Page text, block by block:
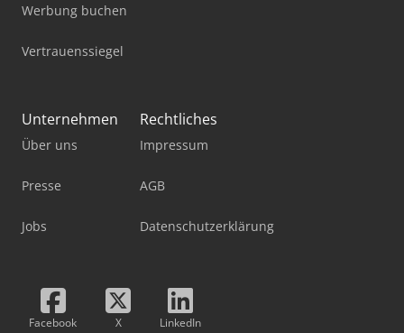
Werbung buchen
Vertrauenssiegel
Unternehmen
Über uns
Presse
Jobs
Rechtliches
Impressum
AGB
Datenschutzerklärung
Facebook X LinkedIn